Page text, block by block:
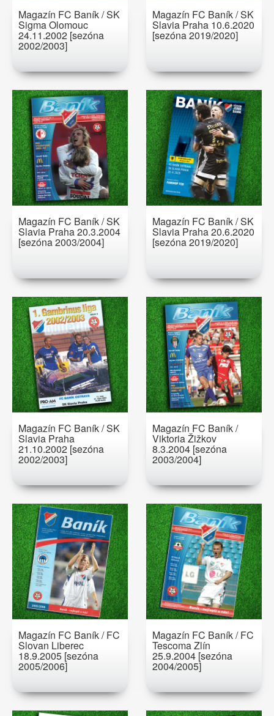
Magazín FC Baník / SK
Sigma Olomouc
24.11.2002 [sezóna
2002/2003]
Magazín FC Baník / SK
Slavia Praha 10.6.2020
[sezóna 2019/2020]
Magazín FC Baník / SK
Slavia Praha 20.3.2004
[sezóna 2003/2004]
Magazín FC Baník / SK
Slavia Praha 20.6.2020
[sezóna 2019/2020]
Magazín FC Baník / SK
Slavia Praha
21.10.2002 [sezóna
2002/2003]
Magazín FC Baník /
Viktoria Žižkov
8.3.2004 [sezóna
2003/2004]
Magazín FC Baník / FC
Slovan Liberec
18.9.2005 [sezóna
2005/2006]
Magazín FC Baník / FC
Tescoma Zlín
25.9.2004 [sezóna
2004/2005]